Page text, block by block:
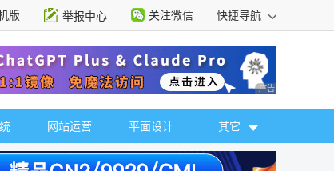
版 举报中心 关注微信 快捷导航
广告 商业广告，理
网站运营 平面设计 其它